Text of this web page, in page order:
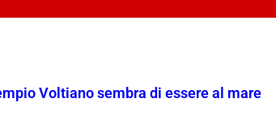
Voltiano sembra di essere al mare